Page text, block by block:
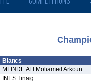
Blancs
MLINDE ALI Mohamed Arkoun
INES Tinaig